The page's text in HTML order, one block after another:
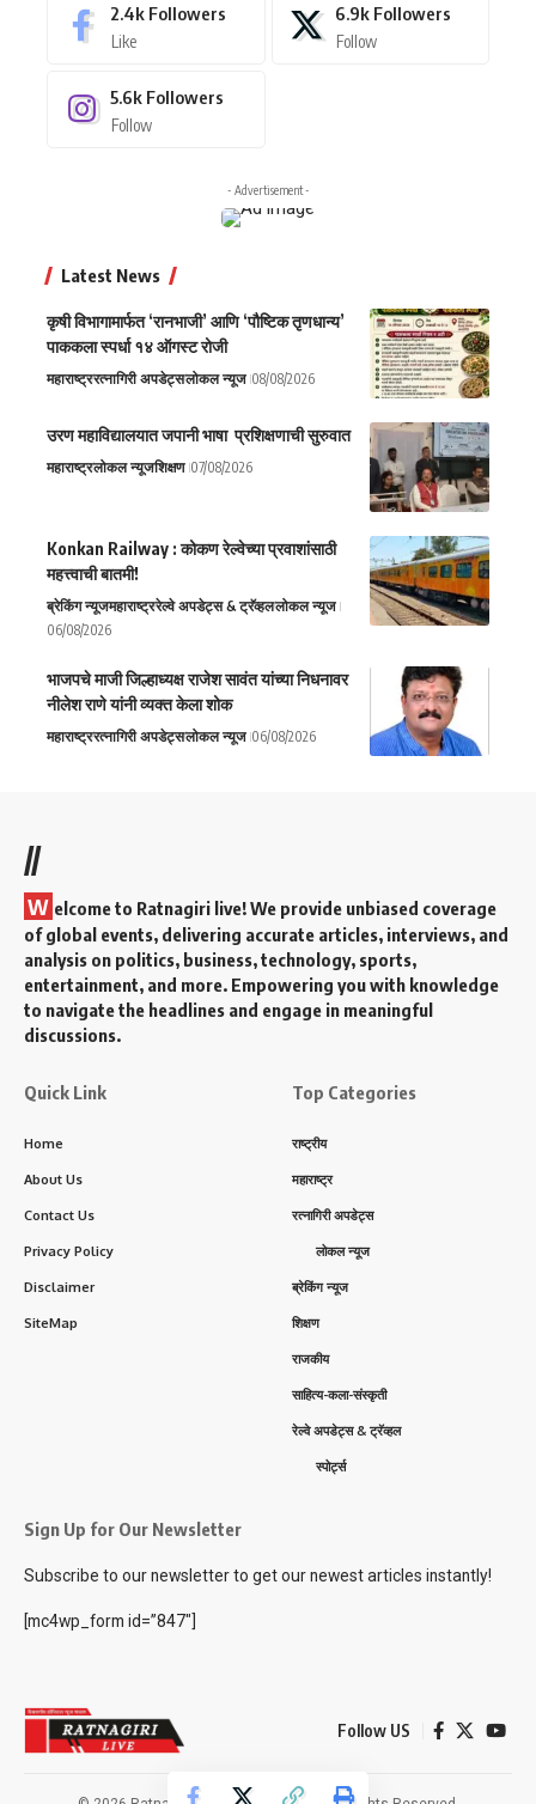
2.4k Followers
Like
6.9k Followers
Follow
5.6k Followers
Follow
- Advertisement -
Latest News
कृषी विभागामार्फत ‘रानभाजी’ आणि ‘पौष्टिक तृणधान्य’
पाककला स्पर्धा १४ ऑगस्ट रोजी
महाराष्ट्ररत्नागिरी अपडेट्सलोकल न्यूज 08/08/2026
उरण महाविद्यालयात जपानी भाषा प्रशिक्षणाची सुरुवात
महाराष्ट्रलोकल न्यूजशिक्षण 07/08/2026
Konkan Railway : कोकण रेल्वेच्या प्रवाशांसाठी
महत्त्वाची बातमी!
ब्रेकिंग न्यूजमहाराष्ट्ररेल्वे अपडेट्स & ट्रॅव्हललोकल न्यूज
06/08/2026
भाजपचे माजी जिल्हाध्यक्ष राजेश सावंत यांच्या निधनावर
नीलेश राणे यांनी व्यक्त केला शोक
महाराष्ट्ररत्नागिरी अपडेट्सलोकल न्यूज 06/08/2026
//
W elcome to Ratnagiri live! We provide unbiased coverage
of global events, delivering accurate articles, interviews, and
analysis on politics, business, technology, sports,
entertainment, and more. Empowering you with knowledge
to navigate the headlines and engage in meaningful
discussions.
Quick Link
Home
About Us
Contact Us
Privacy Policy
Disclaimer
SiteMap
Top Categories
राष्ट्रीय
महाराष्ट्र
रत्नागिरी अपडेट्स
लोकल न्यूज
ब्रेकिंग न्यूज
शिक्षण
राजकीय
साहित्य-कला-संस्कृती
रेल्वे अपडेट्स & ट्रॅव्हल
स्पोर्ट्स
Sign Up for Our Newsletter
Subscribe to our newsletter to get our newest articles instantly!
[mc4wp_form id=”847″]
Follow US